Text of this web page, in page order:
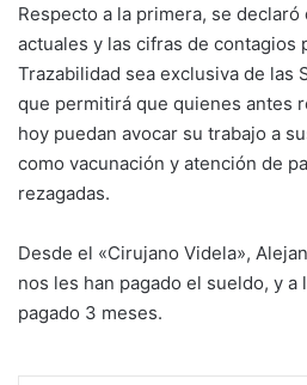
Respecto a la primera, se
actuales y las cifras de contagios
Trazabilidad sea exclusiva de las
que permitirá que quienes antes
hoy puedan avocar su trabajo a
como vacunación y atención de
rezagadas.
Desde el «Cirujano Videla»,
nos les han pagado el sueldo, y a
pagado 3 meses.